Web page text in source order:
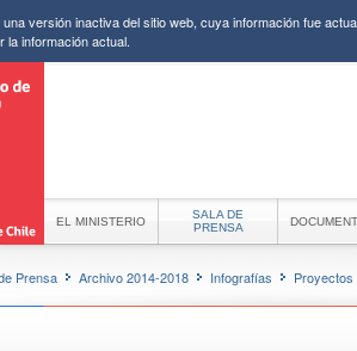
versión inactiva del sitio web, cuya información fue
la información actual.
EL MINISTERIO
SALA DE
PRENSA
Prensa Archivo 2014-2018 Infografías